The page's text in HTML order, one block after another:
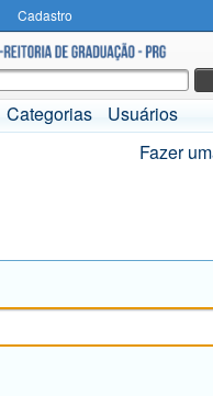
Cadastro
Categorias
Usuários
Fazer